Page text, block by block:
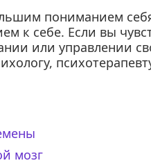
пониманием
к себе. Если вы
или управлении
мозг